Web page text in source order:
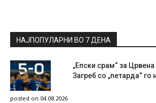
НАЈПОПУЛАРНИ ВО 7 ДЕНА
„Епски срам“ за
Загреб со „петарда“ го
posted on 04.08.2026